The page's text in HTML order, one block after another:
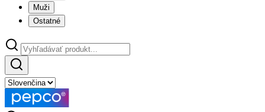
Muži
Ostatné